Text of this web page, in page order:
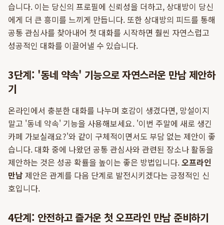
습니다. 이는 당신의 프로필에 신뢰성을 더하고, 상대방이 당신
에게 더 큰 흥미를 느끼게 만듭니다. 또한 상대방의 피드를 통해
공통 관심사를 찾아내어 첫 대화를 시작하면 훨씬 자연스럽고
성공적인 대화를 이끌어낼 수 있습니다.
3단계: '동네 약속' 기능으로 자연스러운 만남 제안하
기
온라인에서 충분한 대화를 나누며 호감이 생겼다면, 망설이지
말고 '동네 약속' 기능을 사용해보세요. '이번 주말에 새로 생긴
카페 가보실래요?'와 같이 구체적이면서도 부담 없는 제안이 좋
습니다. 대화 중에 나왔던 공통 관심사와 관련된 장소나 활동을
제안하는 것은 성공 확률을 높이는 좋은 방법입니다.오프라인
만남 제안은 관계를 다음 단계로 발전시키겠다는 긍정적인 신
호입니다.
4단계: 안전하고 즐거운 첫 오프라인 만남 준비하기